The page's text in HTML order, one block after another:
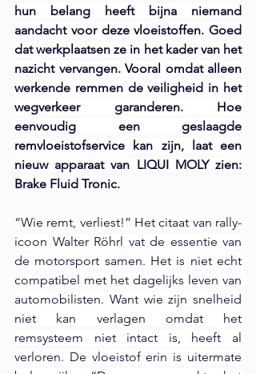
hun belang heeft bijna niemand
aandacht voor deze vloeistoffen. Goed
dat werkplaatsen ze in het kader van het
nazicht vervangen. Vooral omdat alleen
werkende remmen de veiligheid in het
wegverkeer garanderen. Hoe
eenvoudig een geslaagde
remvloeistofservice kan zijn, laat een
nieuw apparaat van LIQUI MOLY zien:
Brake Fluid Tronic.
“Wie remt, verliest!” Het citaat van rally-
icoon Walter Röhrl vat de essentie van
de motorsport samen. Het is niet echt
compatibel met het dagelijks leven van
automobilisten. Want wie zijn snelheid
niet kan verlagen omdat het
remsysteem niet intact is, heeft al
verloren. De vloeistof erin is uitermate